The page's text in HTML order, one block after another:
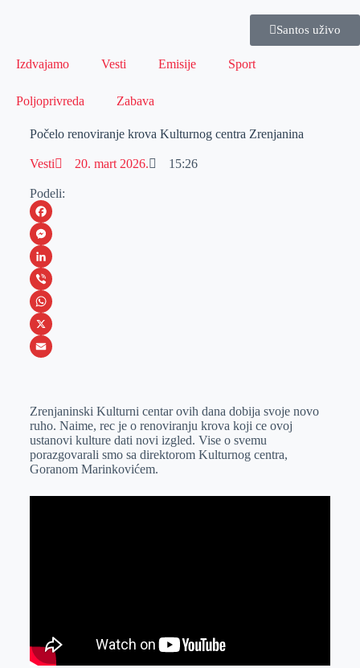
Santos uživo
Izdvajamo Vesti Emisije Sport
Poljoprivreda Zabava
Počelo renoviranje krova Kulturnog centra Zrenjanina
Vesti 20. mart 2026. 15:26
Podeli:
F
a
c
e
b
o
M
e
s
s
e
e
r
L
i
n
k
I
n
V
i
b
W
h
s
A
p
X
a
i
l
Zrenjaninski Kulturni centar ovih dana dobija svoje novo
ruho. Naime, rec je o renoviranju krova koji ce ovoj
ustanovi kulture dati novi izgled. Vise o svemu
porazgovarali smo sa direktorom Kulturnog centra,
Goranom Marinkovićem.